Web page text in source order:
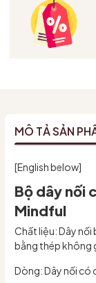
MÔ TẢ SẢN
[English below]
Bộ dây nối
Mindful
Chất liệu: Dây nối
bằng thép không
Dòng: Dây nối có